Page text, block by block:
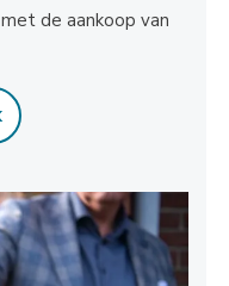
de aankoop van